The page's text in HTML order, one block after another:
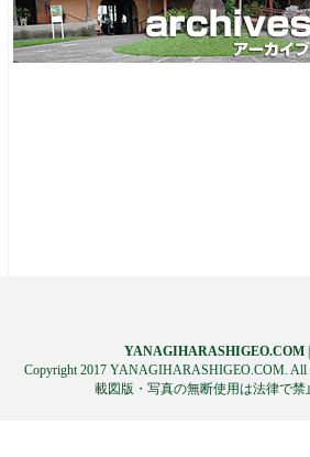
YANAGIHARASHIGEO.COM|
Copyright 2017 YANAGIHARASHIGEO.COM.
載図版・写真の無断使用は法律で禁